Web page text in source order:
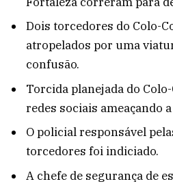
Dois torcedores do Colo-
atropelados por uma
confusão.
Torcida planejada do
redes sociais ameaçando
O policial responsável
torcedores foi indiciado.
A chefe de segurança de